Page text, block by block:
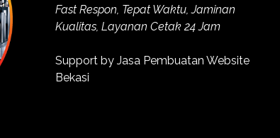
Fast Respon, Tepat Waktu, Jaminan
Kualitas, Layanan Cetak 24 Jam
Support by Jasa Pembuatan Website
Bekasi